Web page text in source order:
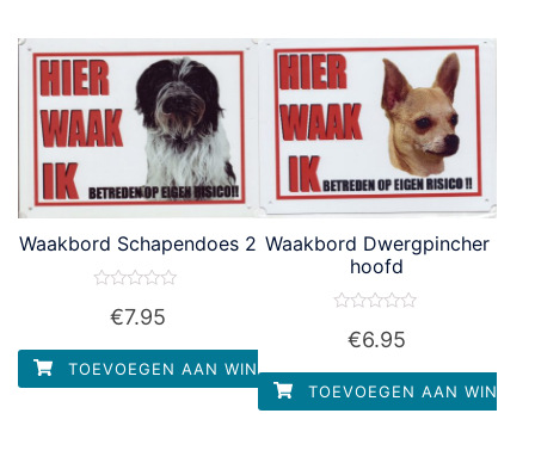
Waakbord Schapendoes 2
5
€7.95
TOEVOEGEN AAN WINKELWAGEN
Waakbord Dwergpincher
hoofd
5
€6.95
TOEVOEGEN AAN